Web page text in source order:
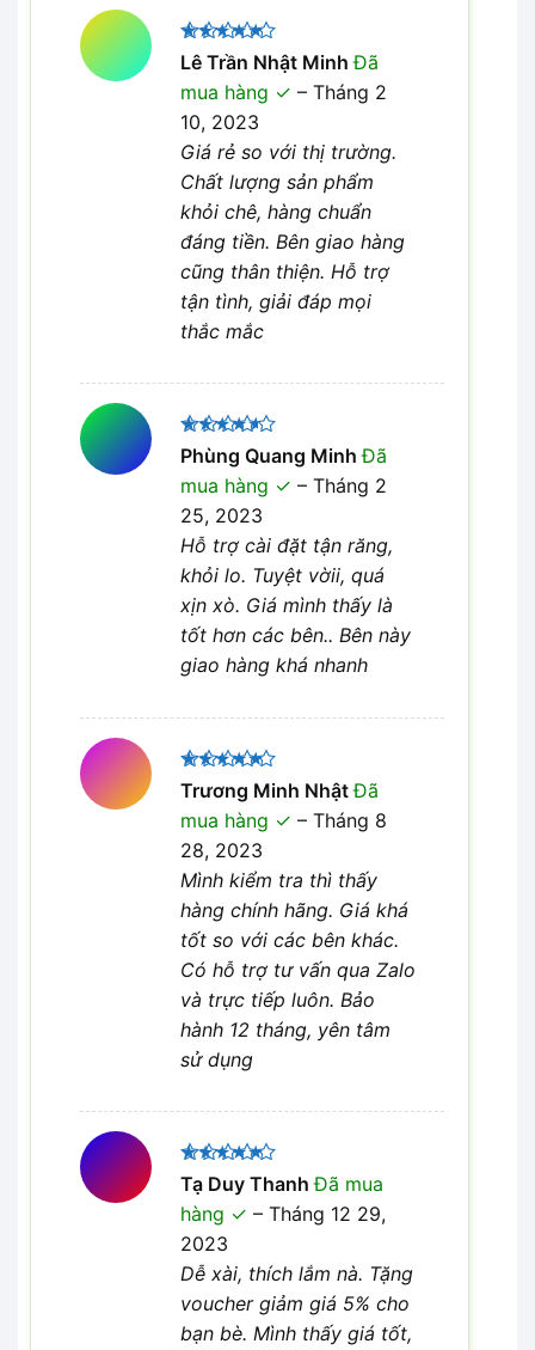
Được xếp
hạng
5
sao
Lê Trần Nhật MinhĐã
mua hàng
– Tháng 2
10, 2023
Giá rẻ so với thị trường.
Chất lượng sản phẩm
khỏi chê, hàng chuẩn
đáng tiền. Bên giao hàng
cũng thân thiện. Hỗ trợ
tận tình, giải đáp mọi
thắc mắc
Được
xếp hạng
45 sao
Phùng Quang MinhĐã
mua hàng
– Tháng 2
25, 2023
Hỗ trợ cài đặt tận răng,
khỏi lo. Tuyệt vờii, quá
xịn xò. Giá mình thấy là
tốt hơn các bên.. Bên này
giao hàng khá nhanh
Được xếp
hạng 55
sao
Trương Minh NhậtĐã
mua hàng
– Tháng 8
28, 2023
Mình kiểm tra thì thấy
hàng chính hãng. Giá khá
tốt so với các bên khác.
Có hỗ trợ tư vấn qua Zalo
và trực tiếp luôn. Bảo
hành 12 tháng, yên tâm
sử dụng
Được xếp
hạng
55
sao
Tạ Duy ThanhĐã mua
hàng
– Tháng 12 29,
2023
Dễ xài, thích lắm nà. Tặng
voucher giảm giá 5% cho
bạn bè. Mình thấy giá tốt,